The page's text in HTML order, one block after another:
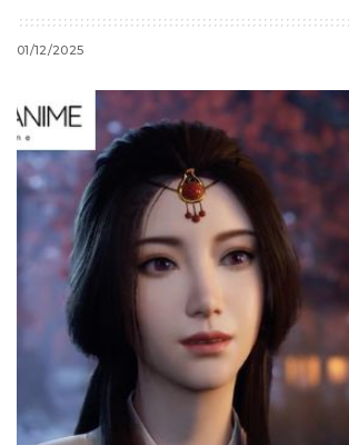
01/12/2025